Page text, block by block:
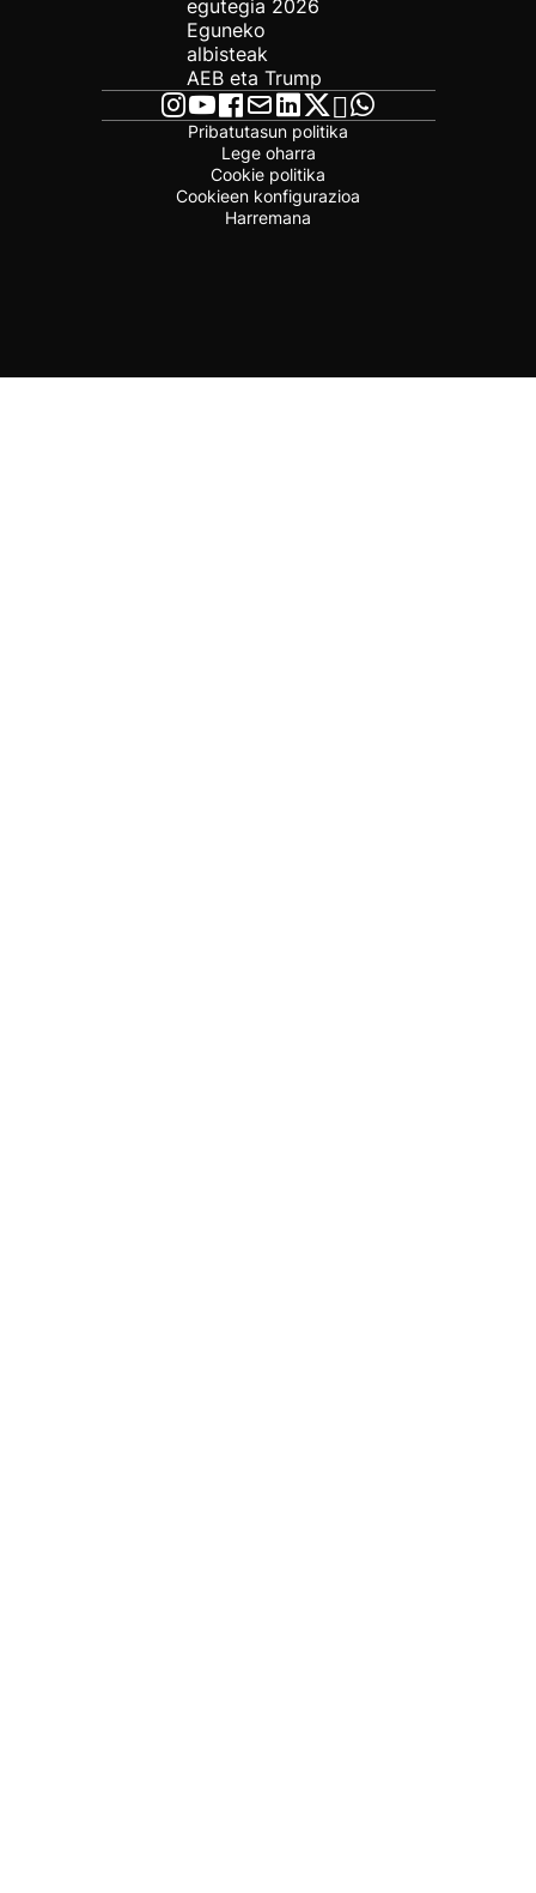
egutegia 2026
Eguneko
albisteak
AEB eta Trump
Pribatutasun politika
Lege oharra
Cookie politika
Cookieen konfigurazioa
Harremana